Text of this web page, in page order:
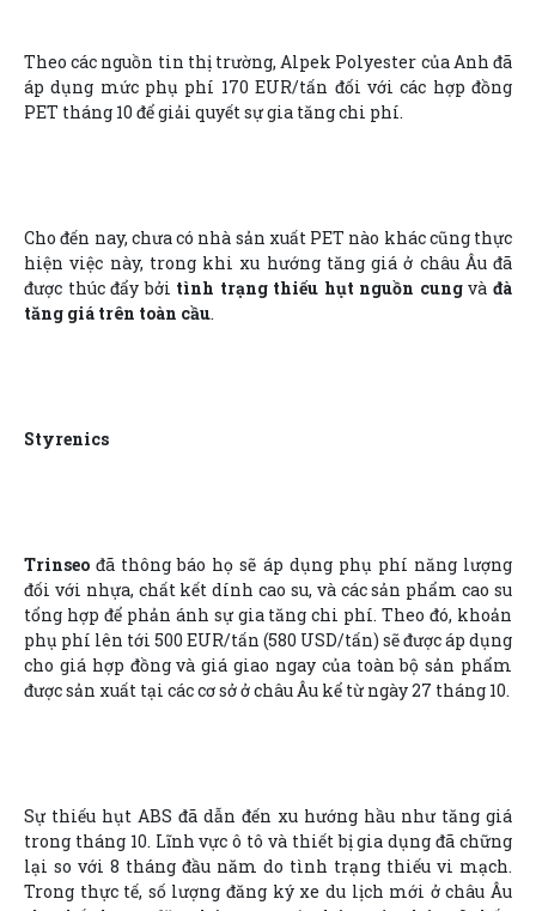
Theo các nguồn tin thị trường, Alpek Polyester của Anh đã
áp dụng mức phụ phí 170 EUR/tấn đối với các hợp đồng
PET tháng 10 để giải quyết sự gia tăng chi phí.
Cho đến nay, chưa có nhà sản xuất PET nào khác cũng thực
hiện việc này, trong khi xu hướng tăng giá ở châu Âu đã
được thúc đẩy bởi tình trạng thiếu hụt nguồn cungvàđà
tăng giá trên toàn cầu.
Styrenics
Trinseo đã thông báo họ sẽ áp dụng phụ phí năng lượng
đối với nhựa, chất kết dính cao su, và các sản phẩm cao su
tổng hợp để phản ánh sự gia tăng chi phí. Theo đó, khoản
phụ phí lên tới 500 EUR/tấn (580 USD/tấn) sẽ được áp dụng
cho giá hợp đồng và giá giao ngay của toàn bộ sản phẩm
được sản xuất tại các cơ sở ở châu Âu kể từ ngày 27 tháng 10.
Sự thiếu hụt ABS đã dẫn đến xu hướng hầu như tăng giá
trong tháng 10. Lĩnh vực ô tô và thiết bị gia dụng đã chững
lại so với 8 tháng đầu năm do tình trạng thiếu vi mạch.
Trong thực tế, số lượng đăng ký xe du lịch mới ở châu Âu